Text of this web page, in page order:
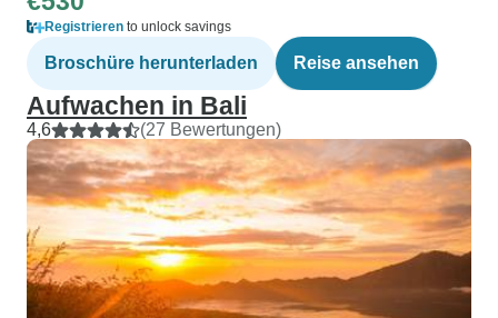
Registrieren to unlock savings
Broschüre herunterladen Reise ansehen
Aufwachen in Bali
4,6 (27 Bewertungen)